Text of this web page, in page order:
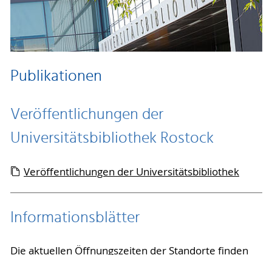
Publikationen
Veröffentlichungen der
Universitätsbibliothek Rostock
Veröffentlichungen der Universitätsbibliothek
Informationsblätter
Die aktuellen Öffnungszeiten der Standorte finden